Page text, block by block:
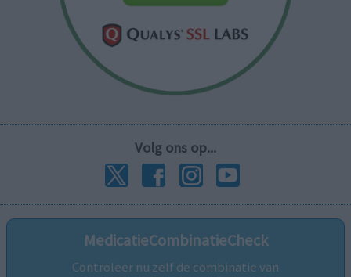
Volg ons op...
MedicatieCombinatieCheck
Controleer nu zelf de combinatie van